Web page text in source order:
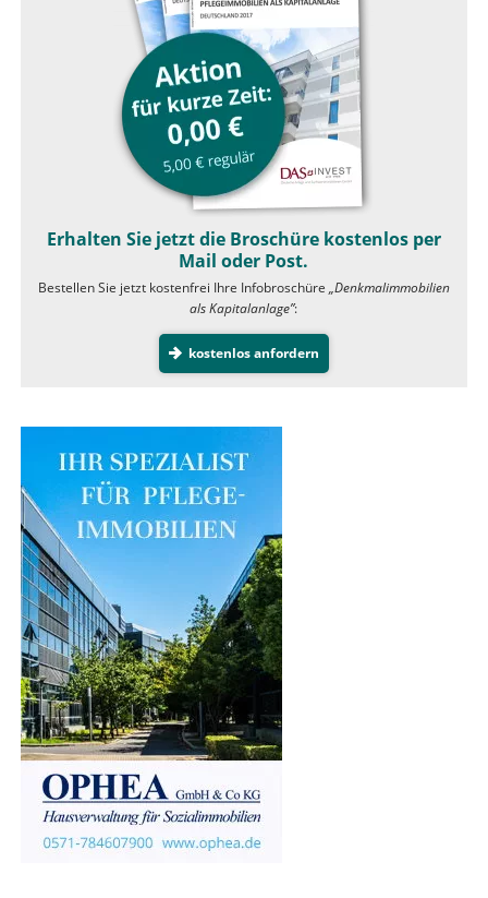
Erhalten Sie jetzt die Broschüre kostenlos per
Mail oder Post.
Bestellen Sie jetzt kostenfrei Ihre Infobroschüre „Denkmalimmobilien
als Kapitalanlage”:
kostenlos anfordern